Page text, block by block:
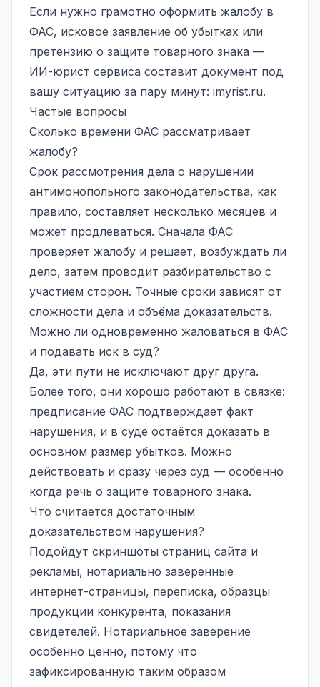
Если нужно грамотно оформить жалобу в
ФАС, исковое заявление об убытках или
претензию о защите товарного знака —
ИИ-юрист сервиса составит документ под
вашу ситуацию за пару минут: imyrist.ru.
Частые вопросы
Сколько времени ФАС рассматривает
жалобу?
Срок рассмотрения дела о нарушении
антимонопольного законодательства, как
правило, составляет несколько месяцев и
может продлеваться. Сначала ФАС
проверяет жалобу и решает, возбуждать ли
дело, затем проводит разбирательство с
участием сторон. Точные сроки зависят от
сложности дела и объёма доказательств.
Можно ли одновременно жаловаться в ФАС
и подавать иск в суд?
Да, эти пути не исключают друг друга.
Более того, они хорошо работают в связке:
предписание ФАС подтверждает факт
нарушения, и в суде остаётся доказать в
основном размер убытков. Можно
действовать и сразу через суд — особенно
когда речь о защите товарного знака.
Что считается достаточным
доказательством нарушения?
Подойдут скриншоты страниц сайта и
рекламы, нотариально заверенные
интернет-страницы, переписка, образцы
продукции конкурента, показания
свидетелей. Нотариальное заверение
особенно ценно, потому что
зафиксированную таким образом